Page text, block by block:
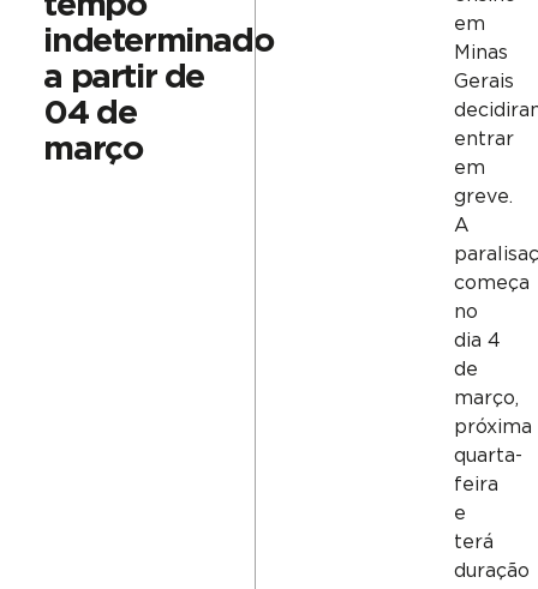
indeterminado
a partir de
04 de
março
em
Minas
Gerais
entrar
em
greve.
A
começa
no
dia 4
de
março,
próxima
quarta-
feira
e
terá
duração